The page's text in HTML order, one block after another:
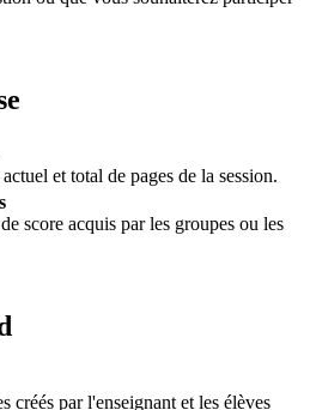
et total de pages de la session.
score acquis par les groupes ou les
créés par l'enseignant et les élèves